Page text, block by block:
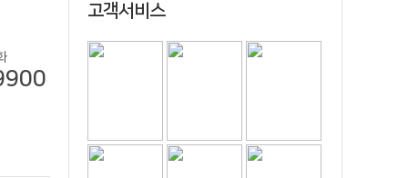
고객서비스